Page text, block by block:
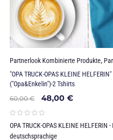
Partnerlook Kombinierte Produkte,
"OPA TRUCK-OPAS KLEINE
("Opa&Enkelin")-2 Tshirts
60,00€ 48,00 €
OPA TRUCK-OPAS KLEINE HELFERIN
deutschsprachige